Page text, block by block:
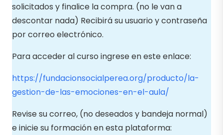
solicitados y finalice la compra. (no le van a
descontar nada) Recibirá su usuario y contraseña
por correo electrónico.
Para acceder al curso ingrese en este enlace:
https://fundacionsocialperea.org/producto/la-
gestion-de-las-emociones-en-el-aula/
Revise su correo, (no deseados y bandeja normal)
e inicie su formación en esta plataforma: